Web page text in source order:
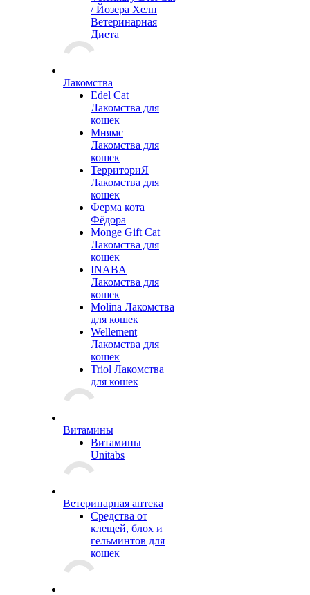
/ Йозера Хелп
Ветеринарная
Диета
Лакомства
Edel Cat
Лакомства для
кошек
Мнямс
Лакомства для
кошек
ТерриториЯ
Лакомства для
кошек
Ферма кота
Фёдора
Monge Gift Cat
Лакомства для
кошек
INABA
Лакомства для
кошек
Molina Лакомства
для кошек
Wellement
Лакомства для
кошек
Triol Лакомства
для кошек
Витамины
Витамины
Unitabs
Ветеринарная аптека
Средства от
клещей, блох и
гельминтов для
кошек